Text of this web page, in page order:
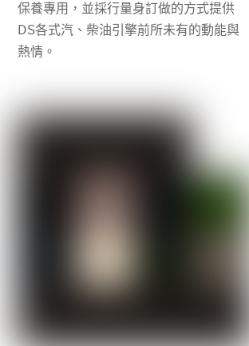
保養專用，並採行量身訂做的方式提供
DS各式汽、柴油引擎前所未有的動能與
熱情。